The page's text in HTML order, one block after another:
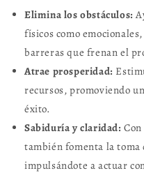
Elimina los obstáculos:
físicos como
barreras que frenan el
Atrae prosperidad:
recursos, promoviendo
éxito.
Sabiduría y claridad:
también fomenta la toma
impulsándote a actuar